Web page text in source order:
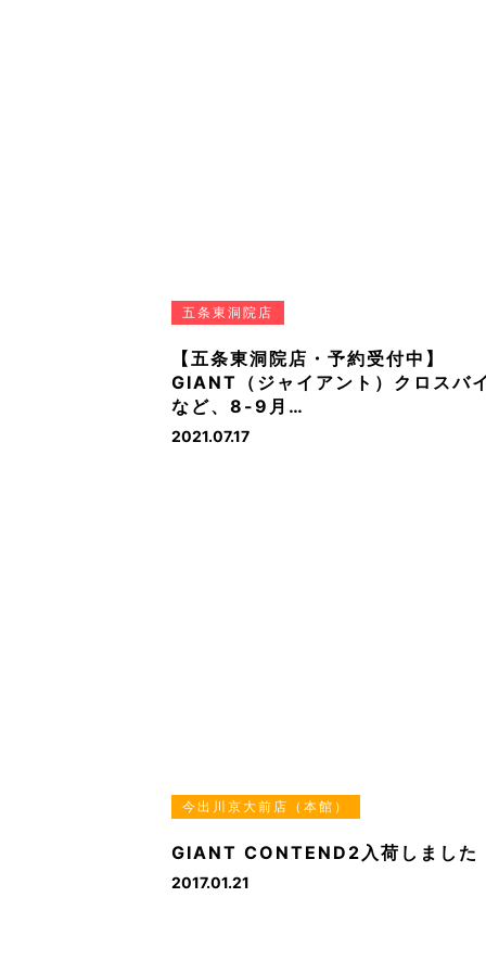
五条東洞院店
【五条東洞院店・予約受付中】
GIANT（ジャイアント）クロスバ
など、8-9月…
2021.07.17
今出川京大前店（本館）
GIANT CONTEND2入荷しました
2017.01.21